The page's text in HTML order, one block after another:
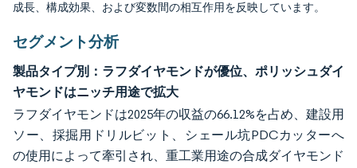
成長、構成効果、および変数間の相互作用を反映しています。
セグメント分析
製品タイプ別：ラフダイヤモンドが優位、ポリッシュダイ
ヤモンドはニッチ用途で拡大
ラフダイヤモンドは2025年の収益の66.12%を占め、建設用
ソー、採掘用ドリルビット、シェール坑PDCカッターへ
の使用によって牽引され、重工業用途の合成ダイヤモンド